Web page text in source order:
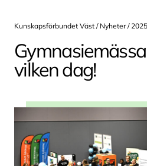
Kunskapsförbundet Väst / Nyheter/
vilken dag!